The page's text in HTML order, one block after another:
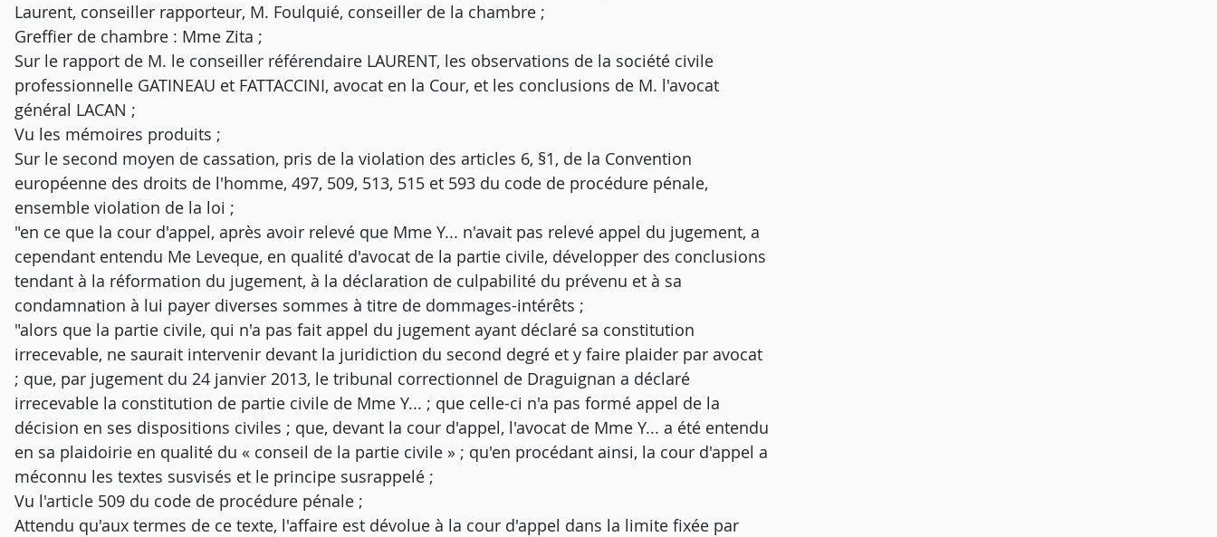
Laurent, conseiller rapporteur, M. Foulquié, conseiller de la chambre ;
Greffier de chambre : Mme Zita ;
Sur le rapport de M. le conseiller référendaire LAURENT, les observations de la société civile
professionnelle GATINEAU et FATTACCINI, avocat en la Cour, et les conclusions de M. l'avocat
général LACAN ;
Vu les mémoires produits ;
Sur le second moyen de cassation, pris de la violation des articles 6, §1, de la Convention
européenne des droits de l'homme, 497, 509, 513, 515 et 593 du code de procédure pénale,
ensemble violation de la loi ;
"en ce que la cour d'appel, après avoir relevé que Mme Y... n'avait pas relevé appel du jugement, a
cependant entendu Me Leveque, en qualité d'avocat de la partie civile, développer des conclusions
tendant à la réformation du jugement, à la déclaration de culpabilité du prévenu et à sa
condamnation à lui payer diverses sommes à titre de dommages-intérêts ;
"alors que la partie civile, qui n'a pas fait appel du jugement ayant déclaré sa constitution
irrecevable, ne saurait intervenir devant la juridiction du second degré et y faire plaider par avocat
; que, par jugement du 24 janvier 2013, le tribunal correctionnel de Draguignan a déclaré
irrecevable la constitution de partie civile de Mme Y... ; que celle-ci n'a pas formé appel de la
décision en ses dispositions civiles ; que, devant la cour d'appel, l'avocat de Mme Y... a été entendu
en sa plaidoirie en qualité du « conseil de la partie civile » ; qu'en procédant ainsi, la cour d'appel a
méconnu les textes susvisés et le principe susrappelé ;
Vu l'article 509 du code de procédure pénale ;
Attendu qu'aux termes de ce texte, l'affaire est dévolue à la cour d'appel dans la limite fixée par